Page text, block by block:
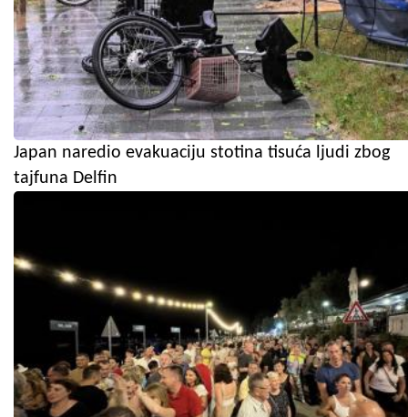
Japan naredio evakuaciju stotina tisuća ljudi zbog
tajfuna Delfin